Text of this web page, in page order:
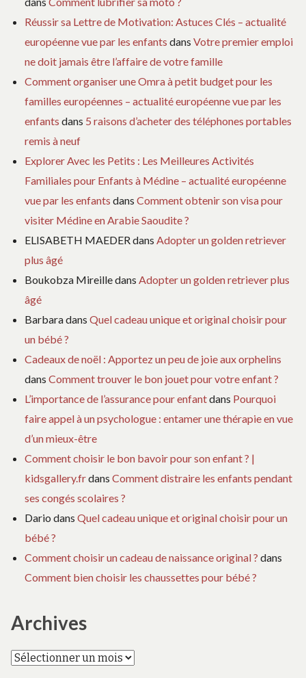
Réussir sa Lettre de Motivation: Astuces Clés – actualité
européenne vue par les enfants dans Votre premier emploi
ne doit jamais être l’affaire de votre famille
Comment organiser une Omra à petit budget pour les
familles européennes – actualité européenne vue par les
enfants dans 5 raisons d’acheter des téléphones portables
remis à neuf
Explorer Avec les Petits : Les Meilleures Activités
Familiales pour Enfants à Médine – actualité européenne
vue par les enfants dans Comment obtenir son visa pour
visiter Médine en Arabie Saoudite ?
ELISABETH MAEDERdans Adopter un golden retriever
plus âgé
Boukobza Mireilledans Adopter un golden retriever plus
âgé
Barbaradans Quel cadeau unique et original choisir pour
un bébé ?
Cadeaux de noël : Apportez un peu de joie aux orphelins
dans Comment trouver le bon jouet pour votre enfant ?
L’importance de l’assurance pour enfantdans Pourquoi
faire appel à un psychologue : entamer une thérapie en vue
d’un mieux-être
Comment choisir le bon bavoir pour son enfant ? |
kidsgallery.frdans Comment distraire les enfants pendant
ses congés scolaires ?
Dario dans Quel cadeau unique et original choisir pour un
bébé ?
Comment choisir un cadeau de naissance original ? dans
Comment bien choisir les chaussettes pour bébé ?
Archives
Archives